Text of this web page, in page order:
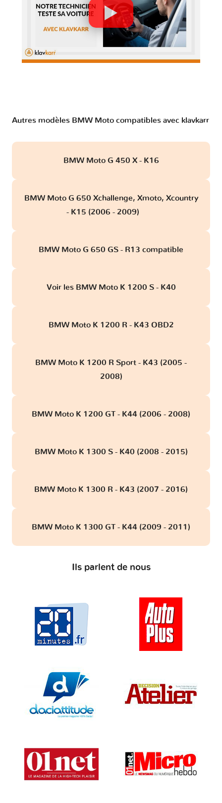
Autres modèles BMW Moto compatibles avec klavkarr
BMW Moto G 450 X - K16
BMW Moto G 650 Xchallenge, Xmoto, Xcountry
- K15 (2006 - 2009)
BMW Moto G 650 GS - R13 compatible
Voir les BMW Moto K 1200 S - K40
BMW Moto K 1200 R - K43 OBD2
BMW Moto K 1200 R Sport - K43 (2005 -
2008)
BMW Moto K 1200 GT - K44 (2006 - 2008)
BMW Moto K 1300 S - K40 (2008 - 2015)
BMW Moto K 1300 R - K43 (2007 - 2016)
BMW Moto K 1300 GT - K44 (2009 - 2011)
Ils parlent de nous